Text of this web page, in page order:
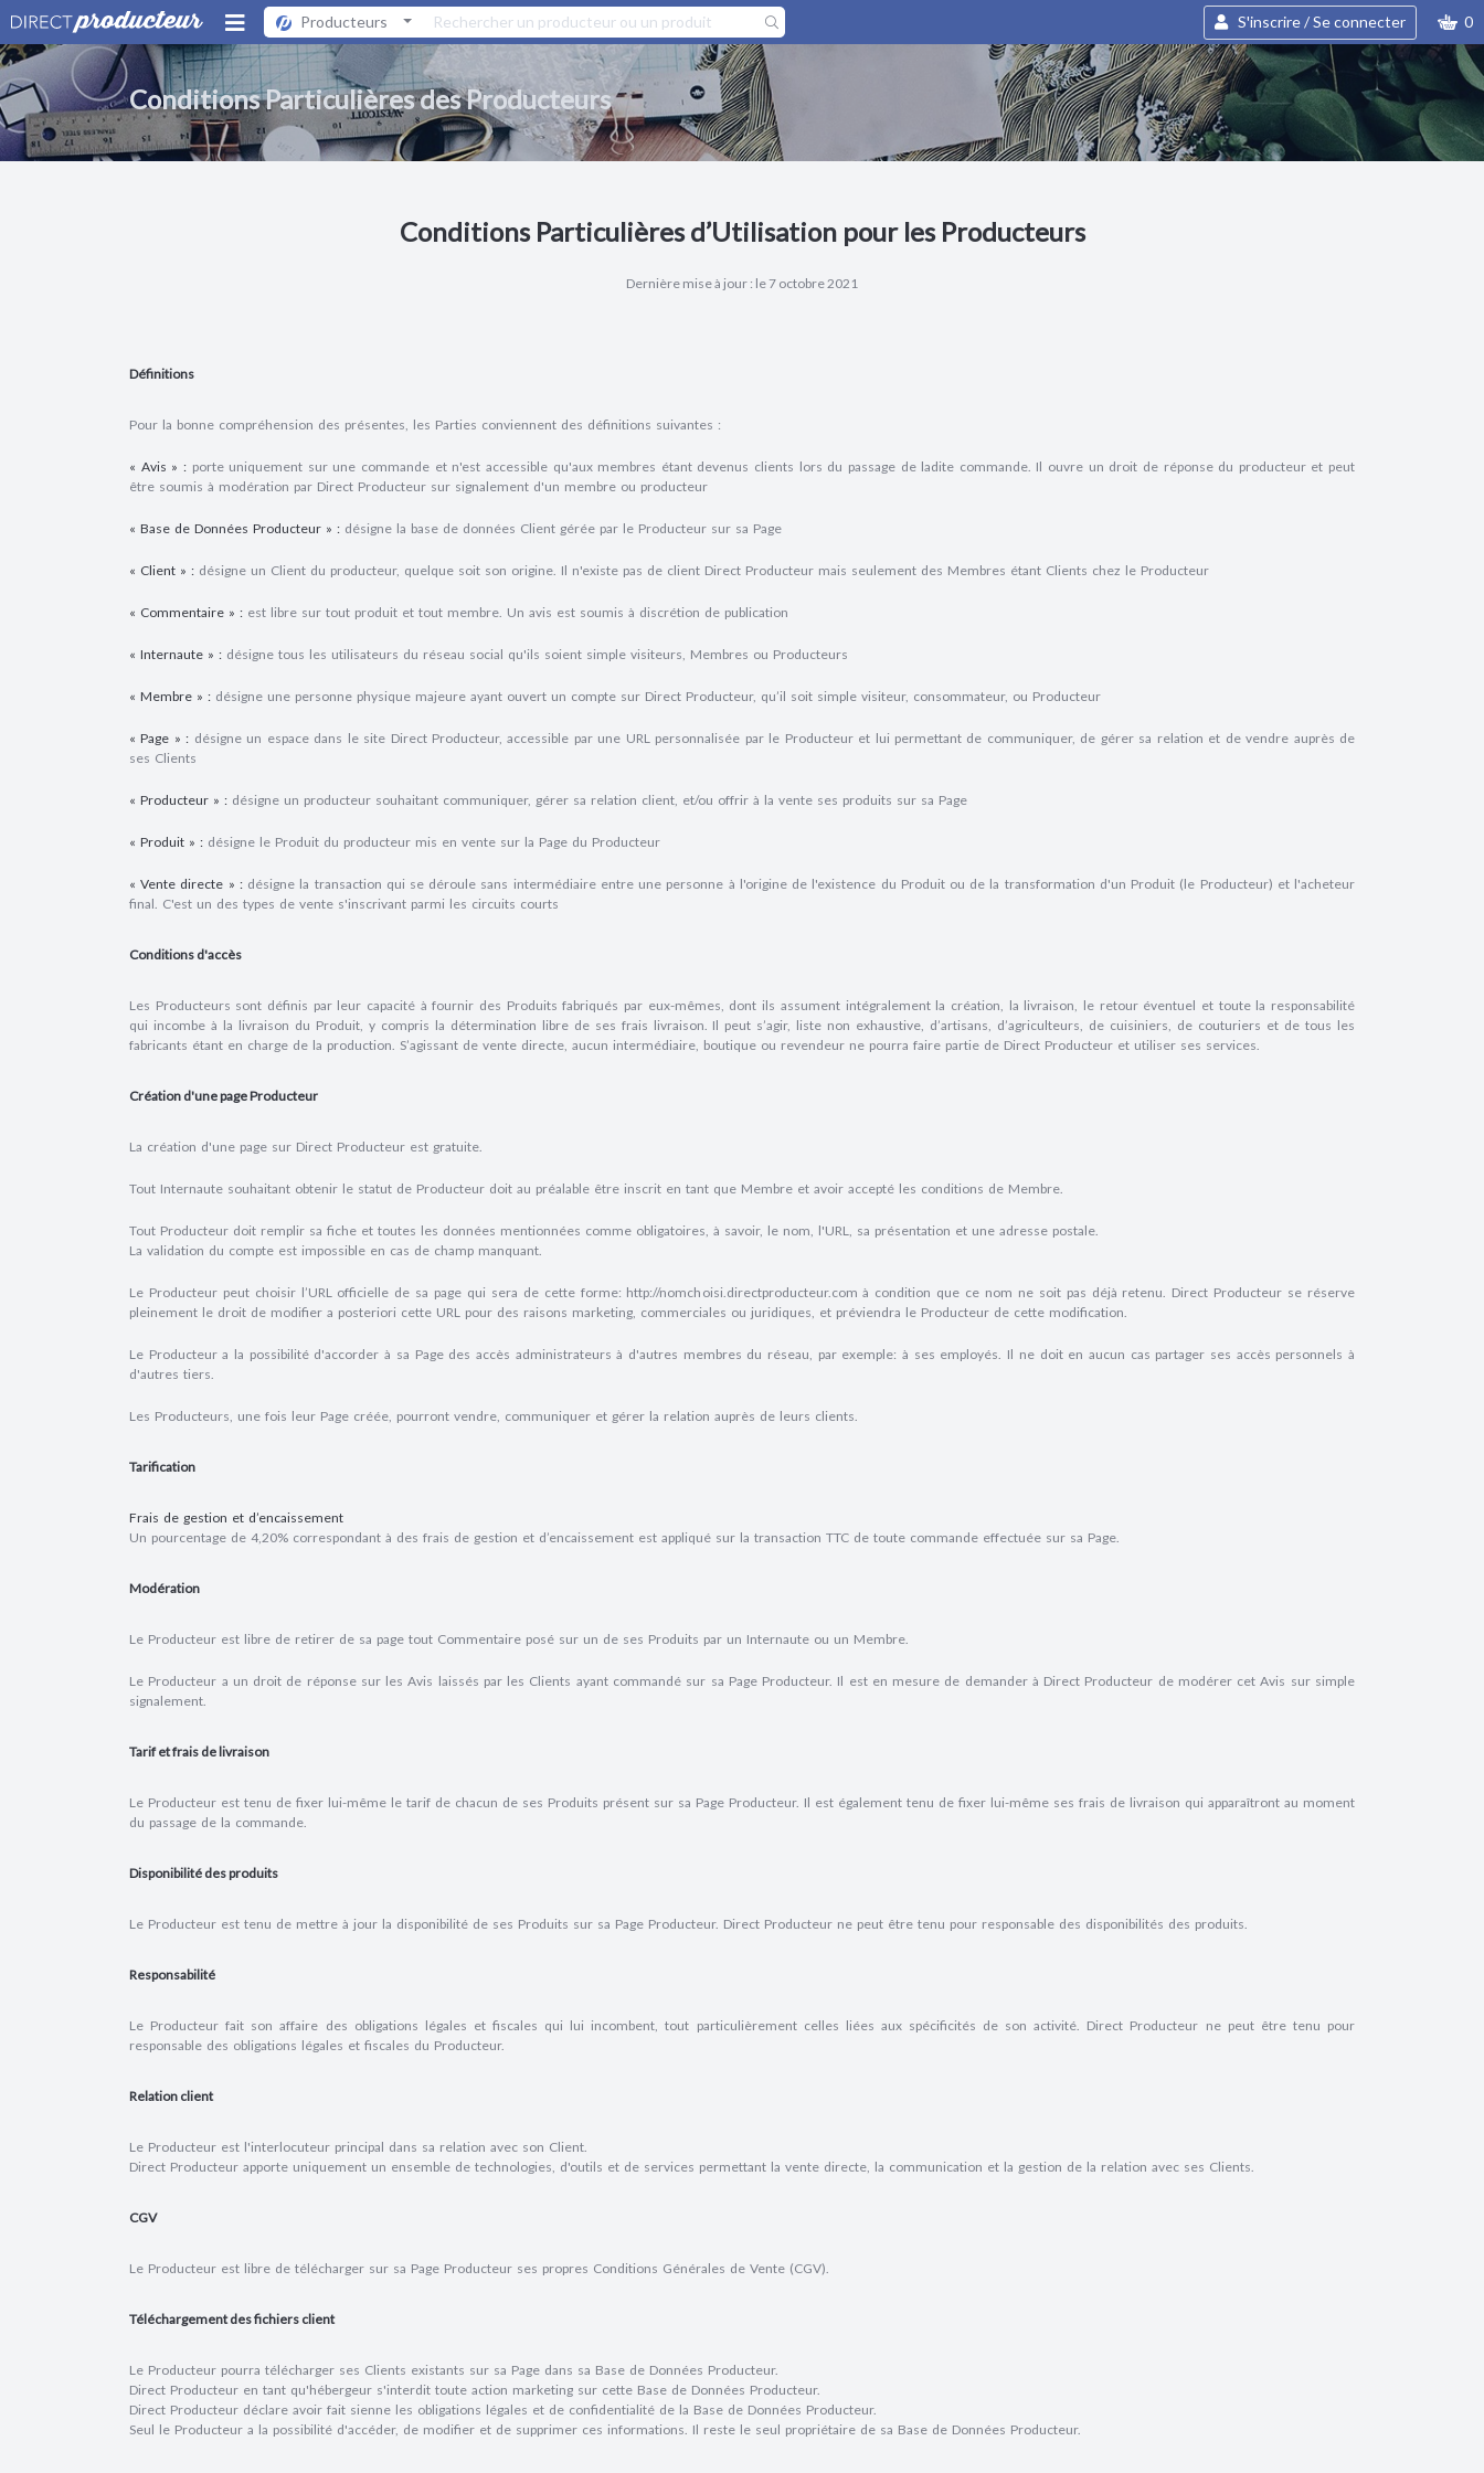
Producteurs S'inscrire / Se connecter 0
Conditions Particulières des Producteurs
Conditions Particulières d’Utilisation pour les Producteurs
Dernière mise à jour : le 7 octobre 2021
Définitions
Pour la bonne compréhension des présentes, les Parties conviennent des définitions suivantes :
« Avis » :porte uniquement sur une commande et n'est accessible qu'aux membres étant devenus clients lors du passage de ladite commande. Il ouvre un droit de réponse du producteur et peut
être soumis à modération par Direct Producteur sur signalement d'un membre ou producteur
« Base de Données Producteur » : désigne la base de données Client gérée par le Producteur sur sa Page
« Client » : désigne un Client du producteur, quelque soit son origine. Il n'existe pas de client Direct Producteur mais seulement des Membres étant Clients chez le Producteur
« Commentaire » : est libre sur tout produit et tout membre. Un avis est soumis à discrétion de publication
« Internaute » : désigne tous les utilisateurs du réseau social qu'ils soient simple visiteurs, Membres ou Producteurs
« Membre » : désigne une personne physique majeure ayant ouvert un compte sur Direct Producteur, qu’il soit simple visiteur, consommateur, ou Producteur
« Page » : désigne un espace dans le site Direct Producteur, accessible par une URL personnalisée par le Producteur et lui permettant de communiquer, de gérer sa relation et de vendre auprès de
ses Clients
« Producteur » : désigne un producteur souhaitant communiquer, gérer sa relation client, et/ou offrir à la vente ses produits sur sa Page
« Produit » : désigne le Produit du producteur mis en vente sur la Page du Producteur
« Vente directe » :désigne la transaction qui se déroule sans intermédiaire entre une personne à l'origine de l'existence du Produit ou de la transformation d'un Produit (le Producteur) et l'acheteur
final. C'est un des types de vente s'inscrivant parmi les circuits courts
Conditions d'accès
Les Producteurs sont définis par leur capacité à fournir des Produits fabriqués par eux-mêmes, dont ils assument intégralement la création, la livraison, le retour éventuel et toute la responsabilité
qui incombe à la livraison du Produit, y compris la détermination libre de ses frais livraison. Il peut s’agir, liste non exhaustive, d’artisans, d’agriculteurs, de cuisiniers, de couturiers et de tous les
fabricants étant en charge de la production. S’agissant de vente directe, aucun intermédiaire, boutique ou revendeur ne pourra faire partie de Direct Producteur et utiliser ses services.
Création d'une page Producteur
La création d'une page sur Direct Producteur est gratuite.
Tout Internaute souhaitant obtenir le statut de Producteur doit au préalable être inscrit en tant que Membre et avoir accepté les conditions de Membre.
Tout Producteur doit remplir sa fiche et toutes les données mentionnées comme obligatoires, à savoir, le nom, l'URL, sa présentation et une adresse postale.
La validation du compte est impossible en cas de champ manquant.
Le Producteur peut choisir l’URL officielle de sa page qui sera de cette forme: http://nomchoisi.directproducteur.com à condition que ce nom ne soit pas déjà retenu. Direct Producteur se réserve
pleinement le droit de modifier a posteriori cette URL pour des raisons marketing, commerciales ou juridiques, et préviendra le Producteur de cette modification.
Le Producteur a la possibilité d'accorder à sa Page des accès administrateurs à d'autres membres du réseau, par exemple: à ses employés. Il ne doit en aucun cas partager ses accès personnels à
d'autres tiers.
Les Producteurs, une fois leur Page créée, pourront vendre, communiquer et gérer la relation auprès de leurs clients.
Tarification
Frais de gestion et d’encaissement
Un pourcentage de 4,20% correspondant à des frais de gestion et d’encaissement est appliqué sur la transaction TTC de toute commande effectuée sur sa Page.
Modération
Le Producteur est libre de retirer de sa page tout Commentaire posé sur un de ses Produits par un Internaute ou un Membre.
Le Producteur a un droit de réponse sur les Avis laissés par les Clients ayant commandé sur sa Page Producteur. Il est en mesure de demander à Direct Producteur de modérer cet Avis sur simple
signalement.
Tarif et frais de livraison
Le Producteur est tenu de fixer lui-même le tarif de chacun de ses Produits présent sur sa Page Producteur. Il est également tenu de fixer lui-même ses frais de livraison qui apparaîtront au moment
du passage de la commande.
Disponibilité des produits
Le Producteur est tenu de mettre à jour la disponibilité de ses Produits sur sa Page Producteur. Direct Producteur ne peut être tenu pour responsable des disponibilités des produits.
Responsabilité
Le Producteur fait son affaire des obligations légales et fiscales qui lui incombent, tout particulièrement celles liées aux spécificités de son activité. Direct Producteur ne peut être tenu pour
responsable des obligations légales et fiscales du Producteur.
Relation client
Le Producteur est l'interlocuteur principal dans sa relation avec son Client.
Direct Producteur apporte uniquement un ensemble de technologies, d'outils et de services permettant la vente directe, la communication et la gestion de la relation avec ses Clients.
CGV
Le Producteur est libre de télécharger sur sa Page Producteur ses propres Conditions Générales de Vente (CGV).
Téléchargement des fichiers client
Le Producteur pourra télécharger ses Clients existants sur sa Page dans sa Base de Données Producteur.
Direct Producteur en tant qu'hébergeur s'interdit toute action marketing sur cette Base de Données Producteur.
Direct Producteur déclare avoir fait sienne les obligations légales et de confidentialité de la Base de Données Producteur.
Seul le Producteur a la possibilité d'accéder, de modifier et de supprimer ces informations. Il reste le seul propriétaire de sa Base de Données Producteur.